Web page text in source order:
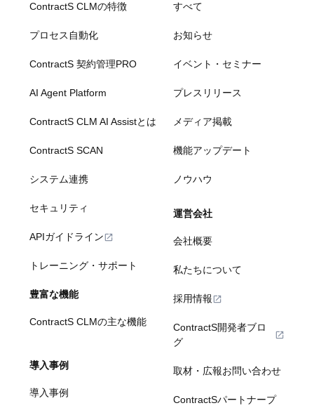
ContractS CLMの特徴
プロセス自動化
ContractS 契約管理PRO
AI Agent Platform
ContractS CLM AI Assistとは
ContractS SCAN
システム連携
セキュリティ
APIガイドライン
トレーニング・サポート
豊富な機能
ContractS CLMの主な機能
導入事例
導入事例
すべて
お知らせ
イベント・セミナー
プレスリリース
メディア掲載
機能アップデート
ノウハウ
運営会社
会社概要
私たちについて
採用情報
ContractS開発者ブロ
グ
取材・広報お問い合わせ
ContractSパートナープ